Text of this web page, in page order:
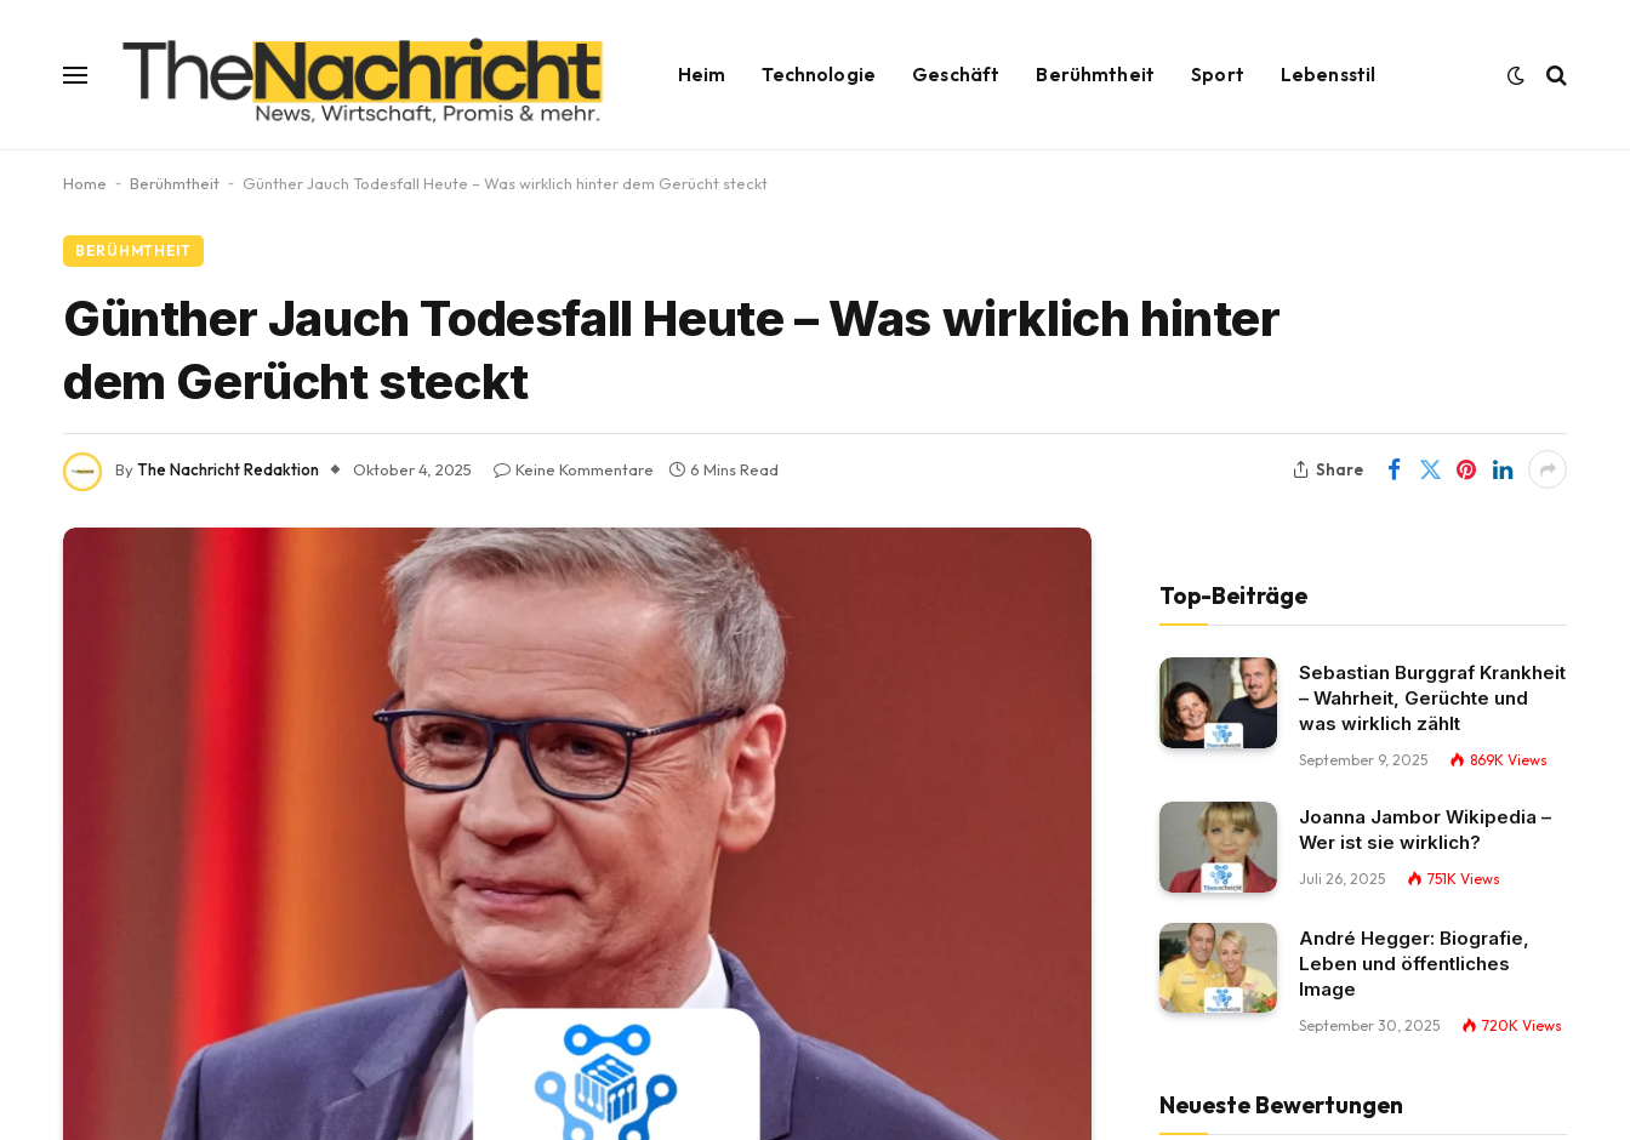
Heim Technologie Geschäft Berühmtheit Sport Lebensstil
Home - Berühmtheit - Günther Jauch Todesfall Heute – Was wirklich hinter dem Gerücht steckt
BERÜHMTHEIT
Günther Jauch Todesfall Heute – Was wirklich hinter
dem Gerücht steckt
ByThe Nachricht Redaktion Oktober 4, 2025 Keine Kommentare 6 Mins Read Share
Top-Beiträge
Sebastian Burggraf Krankheit
– Wahrheit, Gerüchte und
was wirklich zählt
September 9, 2025 869K Views
Joanna Jambor Wikipedia –
Wer ist sie wirklich?
Juli 26, 2025 751K Views
André Hegger: Biografie,
Leben und öffentliches
Image
September 30, 2025 720K Views
Neueste Bewertungen